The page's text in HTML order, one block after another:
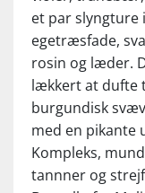
et par slyngture
egetræsfade,
rosin og læder.
lækkert at dufte
burgundisk
med en
Kompleks,
tannner og